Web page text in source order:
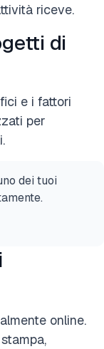
riceve.
di
e i fattori
per
dei tuoi
online.